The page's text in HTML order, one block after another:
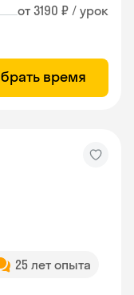
от 3190 ₽ / урок
время
25 лет опыта